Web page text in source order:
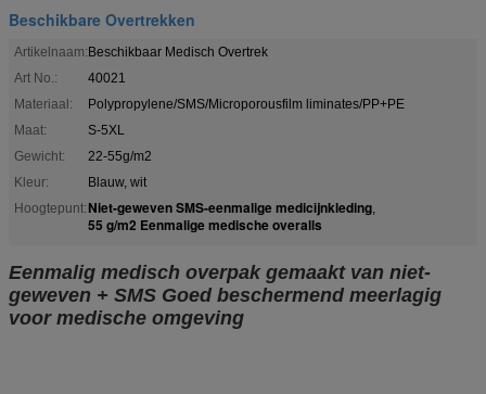
Beschikbare Overtrekken
Artikelnaam:Beschikbaar Medisch Overtrek
Art No.:
40021
Materiaal:
Polypropylene/SMS/Microporousfilm liminates/PP+PE
Maat:
S-5XL
Gewicht:
22-55g/m2
Kleur:
Blauw, wit
Hoogtepunt: Niet-geweven SMS-eenmalige medicijnkleding,
55 g/m2 Eenmalige medische overalls
Eenmalig medisch overpak gemaakt van niet-
geweven + SMS Goed beschermend meerlagig
voor medische omgeving